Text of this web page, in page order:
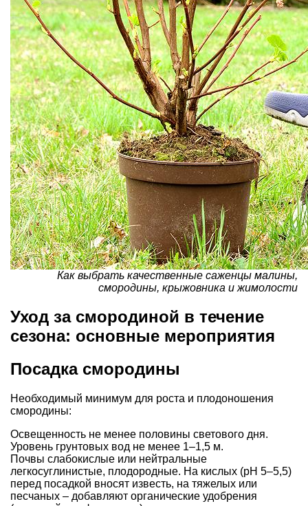
Как выбрать качественные саженцы малины,
смородины, крыжовника и жимолости
Уход за смородиной в течение
сезона: основные мероприятия
Посадка смородины
Необходимый минимум для роста и плодоношения
смородины:
Освещенность не менее половины светового дня.
Уровень грунтовых вод не менее 1–1,5 м.
Почвы слабокислые или нейтральные
легкосуглинистые, плодородные. На кислых (pН 5–5,5)
перед посадкой вносят известь, на тяжелых или
песчаных – добавляют органические удобрения